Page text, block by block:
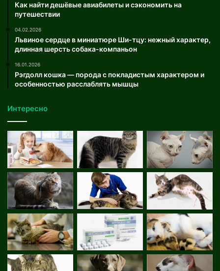
Как найти дешёвые авиабилеты и сэкономить на
путешествии
04.02.2026
Львиное сердце в миниатюре Ши-тцу: нежный характер,
длинная шерсть собака-компаньон
16.01.2026
Рэгдолл кошка — порода с покладистым характером и
особенностью расслаблять мышцы
Интересно